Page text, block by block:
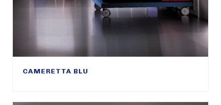
CAMERETTA BLU